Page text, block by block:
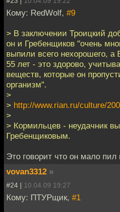
Кому: RedWolf, #9
> В заключении Троицкий
он и Гребенщиков "очень
выпили всего нехорошего,
55 лет - это здорово,
веществ, которые он
организм".
>
> http://www.rian.ru/culture/
>
> Кормильцев - неудачник
Гребенщиковым.
Это говорит что он мало пил
vovan3312 »
#24 | 10.04.09 19:27
Кому: ПТУРщик, #1